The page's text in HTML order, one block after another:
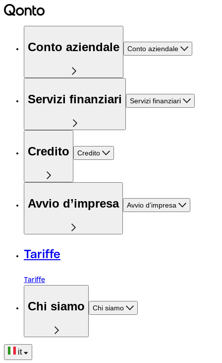
Conto aziendale Conto aziendale
Servizi finanziari Servizi finanziari
Credito Credito
Avvio d’impresa Avvio d’impresa
Tariffe
Tariffe
Chi siamo Chi siamo
it